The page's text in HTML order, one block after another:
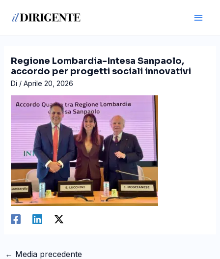
Regione Lombardia-Intesa Sanpaolo,
accordo per progetti sociali innovativi
Di / Aprile 20, 2026
articoli
← Media precedente